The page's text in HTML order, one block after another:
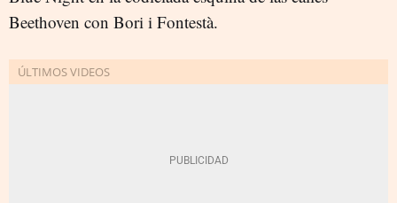
Beethoven con Bori i Fontestà.